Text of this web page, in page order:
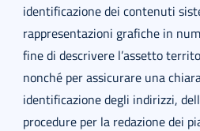
identificazione dei contenuti
rappresentazioni grafiche in
fine di descrivere l’assetto
nonché per assicurare una
identificazione degli indirizzi,
procedure per la redazione dei